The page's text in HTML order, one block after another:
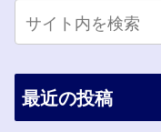
最近の投稿